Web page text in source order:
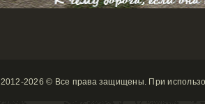
2012-2026 © Все права защищены. При